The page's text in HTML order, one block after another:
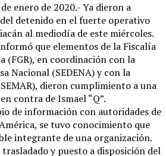
enero de 2020.- Ya dieron a
detenido en el fuerte operativo
al mediodía de este miércoles.
que elementos de la Fiscalía
(FGR), en coordinación con la
Nacional (SEDENA) y con la
dieron cumplimiento a una
contra de Ismael “Q”.
de información con autoridades de
se tuvo conocimiento que
integrante de una organización.
y puesto a disposición del